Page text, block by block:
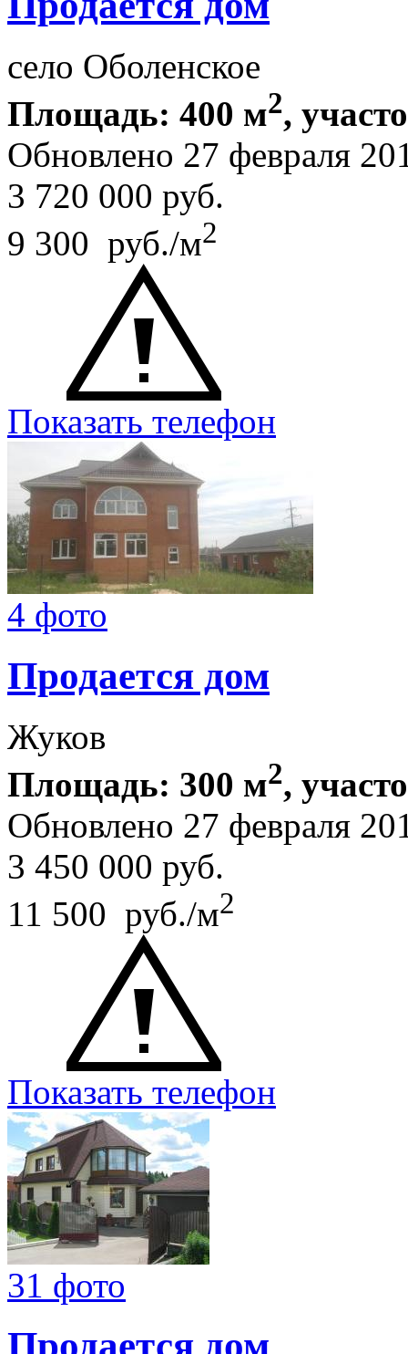
село Оболенское
Площадь: 400 м2,
Обновлено 27 февраля
3 720 000 руб.
9 300 руб./м2
Показать телефон
4 фото
Продается дом
Жуков
Площадь: 300 м2,
Обновлено 27 февраля
3 450 000 руб.
11 500 руб./м2
Показать телефон
31 фото